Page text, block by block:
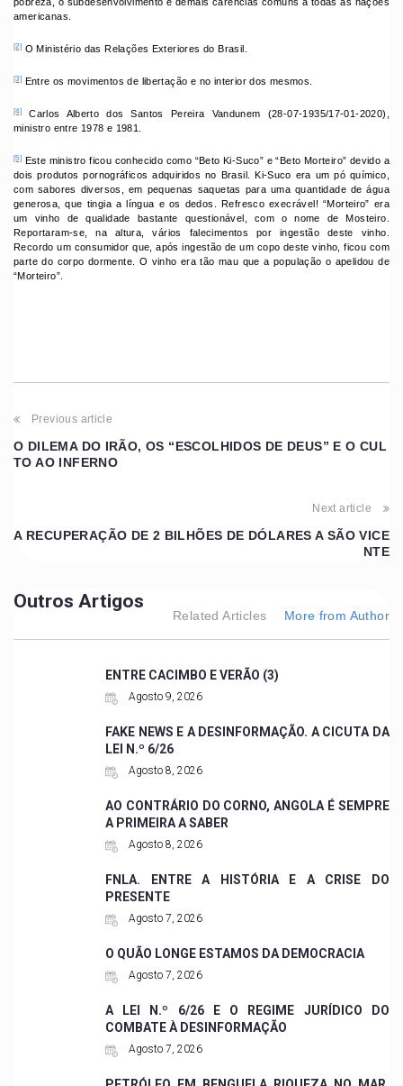
americanas.
[2]O Ministério das Relações Exteriores do Brasil.
[3]Entre os movimentos de libertação e no interior dos mesmos.
[4]Carlos Alberto dos Santos Pereira Vandunem (28-07-1935/17-01-2020),
ministro entre 1978 e 1981.
[5]Este ministro ficou conhecido como “Beto Ki-Suco” e “Beto Morteiro” devido a
dois produtos pornográficos adquiridos no Brasil. Ki-Suco era um pó químico,
com sabores diversos, em pequenas saquetas para uma quantidade de água
generosa, que tingia a língua e os dedos. Refresco execrável! “Morteiro” era
um vinho de qualidade bastante questionável, com o nome de Mosteiro.
Reportaram-se, na altura, vários falecimentos por ingestão deste vinho.
Recordo um consumidor que, após ingestão de um copo deste vinho, ficou com
parte do corpo dormente. O vinho era tão mau que a população o apelidou de
“Morteiro”.
Previous article
O DILEMA DO IRÃO, OS “ESCOLHIDOS DE DEUS” E O CUL
TO AO INFERNO
Next article
A RECUPERAÇÃO DE 2 BILHÕES DE DÓLARES A SÃO VICE
NTE
Outros Artigos
Related Articles More from Author
ENTRE CACIMBO E VERÃO (3)
Agosto 9, 2026
FAKE NEWS E A DESINFORMAÇÃO. A CICUTA DA
LEI N.º 6/26
Agosto 8, 2026
AO CONTRÁRIO DO CORNO, ANGOLA É SEMPRE
A PRIMEIRA A SABER
Agosto 8, 2026
FNLA. ENTRE A HISTÓRIA E A CRISE DO
PRESENTE
Agosto 7, 2026
O QUÃO LONGE ESTAMOS DA DEMOCRACIA
Agosto 7, 2026
A LEI N.º 6/26 E O REGIME JURÍDICO DO
COMBATE À DESINFORMAÇÃO
Agosto 7, 2026